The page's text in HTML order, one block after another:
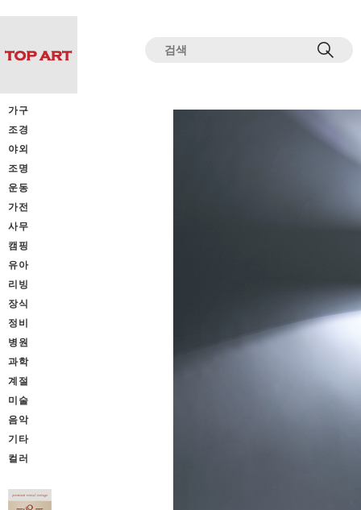
가구
조경
야외
조명
운동
가전
사무
캠핑
유아
리빙
장식
정비
병원
과학
계절
미술
음악
기타
컬러